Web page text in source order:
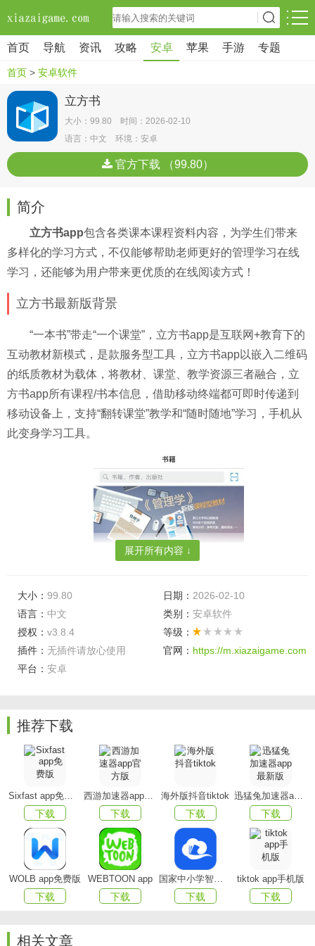
首页 导航 资讯 攻略 安卓 苹果 手游 专题
首页 > 安卓软件
立方书
大小：99.80 时间：2026-02-10
语言：中文 环境：安卓
官方下载 （99.80）
简介
立方书app包含各类课本课程资料内容，为学生们带来
多样化的学习方式，不仅能够帮助老师更好的管理学习在线
学习，还能够为用户带来更优质的在线阅读方式！
立方书最新版背景
“一本书”带走“一个课堂”，立方书app是互联网+教育下的
互动教材新模式，是款服务型工具，立方书app以嵌入二维码
的纸质教材为载体，将教材、课堂、教学资源三者融合，立
方书app所有课程/书本信息，借助移动终端都可即时传递到
移动设备上，支持“翻转课堂”教学和“随时随地”学习，手机从
此变身学习工具。
立方书官方版优势
【动态评测管理】随时查看班级学习进度，通过互动和
测验实现对每位学生学习进度跟踪和学习成效评价；
【完全免费】教育信息化趋势下的的新型教材体验，对
教师和学生全部免费；
【轻松管理课堂】轻松管理自己的班级课堂，备课、开
课，管理学生、发送通知、分享资源、布置批改作业、组织
讨论答疑、开展教学互动。
展开所有内容 ↓
大小： 99.80 日期： 2026-02-10
语言： 中文 类别： 安卓软件
授权： v3.8.4
等级：
插件： 无插件请放心使用 官网： https://m.xiazaigame.com
平台： 安卓
推荐下载
Sixfast app免费版
下载
西游加速器app官方版
下载
海外版抖音tiktok
下载
迅猛兔加速器app最新版
下载
WOLB app免费版
下载
WEBTOON app
下载
国家中小学智慧教育平台app(智慧中小学)
下载
tiktok app手机版
下载
相关文章